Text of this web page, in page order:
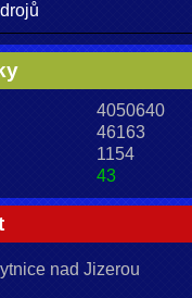
43
4050640
46163
1154
nad Jizerou